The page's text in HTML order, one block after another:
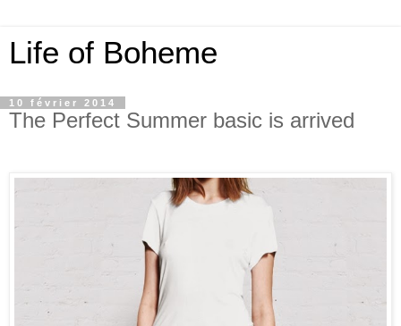
Life of Boheme
10 février 2014
The Perfect Summer basic is arrived